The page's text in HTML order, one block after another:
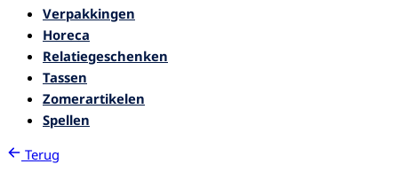
Verpakkingen
Horeca
Relatiegeschenken
Tassen
Zomerartikelen
Spellen
Terug